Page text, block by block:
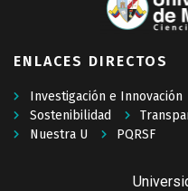
ENLACES DIRECTOS
Investigación e Innovación
Sostenibilidad
Nuestra U
PQRSF